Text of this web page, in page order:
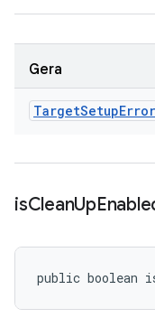
Gera
TargetSetupError
isCleanUp
public boolean